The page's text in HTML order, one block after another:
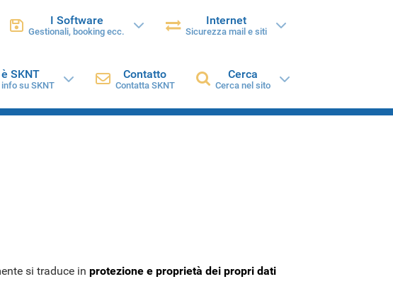
I Software
Gestionali, booking ecc.
Internet
Sicurezza mail e siti
SKNT
su SKNT
Contatto
Contatta SKNT
Cerca
Cerca nel sito
si traduce in protezione e proprietà dei propri dati